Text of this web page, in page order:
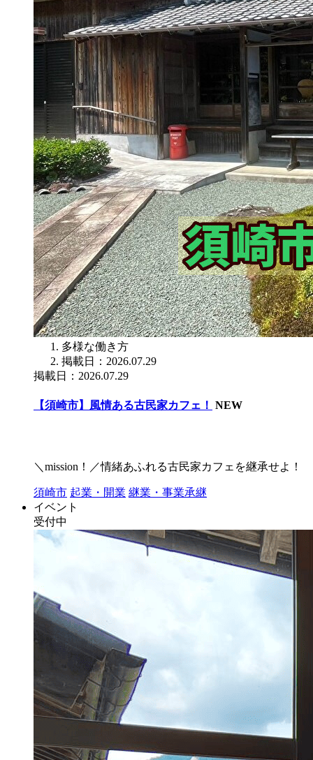
多様な働き方
掲載日：2026.07.29
掲載日：2026.07.29
【須崎市】風情ある古民家カフェ！ NEW
＼mission！／情緒あふれる古民家カフェを継承せよ！
須崎市 起業・開業 継業・事業承継
イベント
受付中